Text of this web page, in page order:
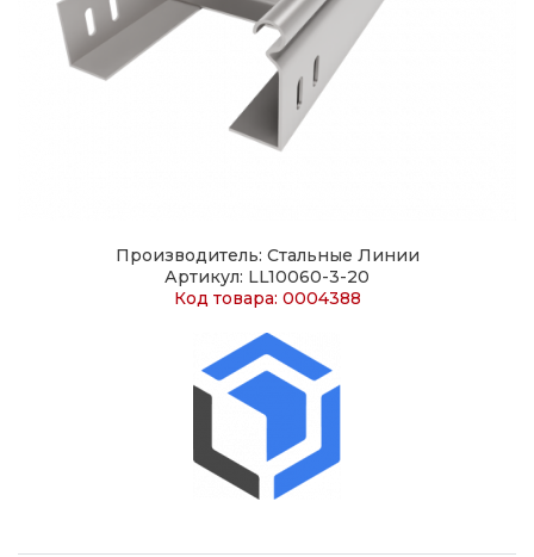
Производитель: Стальные Линии
Артикул: LL10060-3-20
Код товара: 0004388